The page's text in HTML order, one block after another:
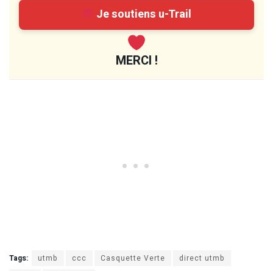
Je soutiens u-Trail
MERCI !
Tags: utmb ccc Casquette Verte
direct utmb